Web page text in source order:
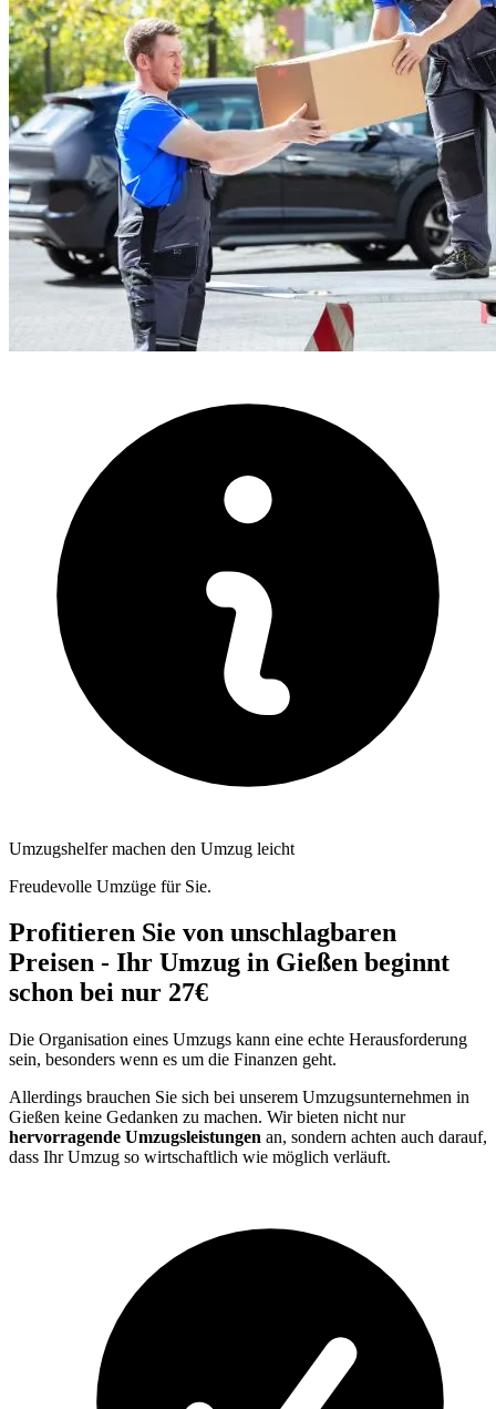
Umzugshelfer machen den Umzug leicht
Freudevolle Umzüge für Sie.
Profitieren Sie von unschlagbaren
Preisen - Ihr Umzug in Gießen beginnt
schon bei nur 27€
Die Organisation eines Umzugs kann eine echte Herausforderung
sein, besonders wenn es um die Finanzen geht.
Allerdings brauchen Sie sich bei unserem Umzugsunternehmen in
Gießen keine Gedanken zu machen. Wir bieten nicht nur
hervorragende Umzugsleistungen an, sondern achten auch darauf,
dass Ihr Umzug so wirtschaftlich wie möglich verläuft.